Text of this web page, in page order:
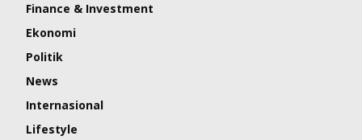
Finance & Investment
Ekonomi
Politik
News
Internasional
Lifestyle